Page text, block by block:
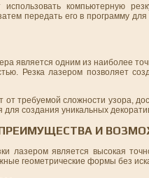
компьютерную
передать его в программу
является одним из наиболее
Резка лазером позволяет
требуемой сложности узора,
создания уникальных
И
лазером является высокая
геометрические формы без